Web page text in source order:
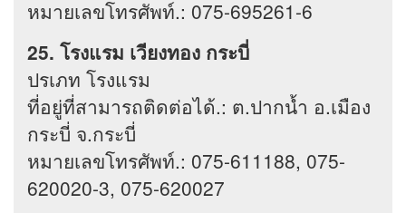
หมายเลขโทรศัพท์.: 075-695261-6
25. โรงแรม เวียงทอง กระบี่
ปรเภท โรงแรม
ที่อยู่ที่สามารถติดต่อได้.: ต.ปากน้ำ อ.เมือง
กระบี่ จ.กระบี่
หมายเลขโทรศัพท์.: 075-611188, 075-
620020-3, 075-620027